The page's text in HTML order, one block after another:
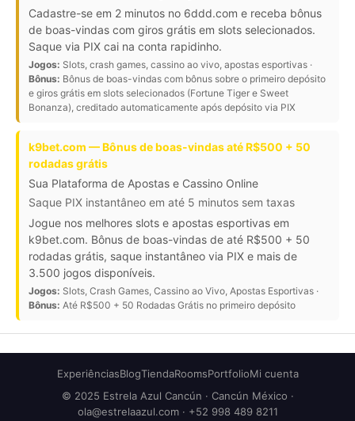
Cadastre-se em 2 minutos no 6ddd.com e receba bônus
de boas-vindas com giros grátis em slots selecionados.
Saque via PIX cai na conta rapidinho.
Jogos: Slots, crash games, cassino ao vivo, apostas esportivas ·
Bônus: Bônus de boas-vindas com bônus sobre o primeiro depósito
e giros grátis em slots selecionados (Fortune Tiger e Sweet
Bonanza), creditado automaticamente após depósito via PIX
k9bet.com — Bônus de boas-vindas até R$500 + 50
rodadas grátis
Sua Plataforma de Apostas e Cassino Online
Saque PIX instantâneo em até 5 minutos sem taxas
Jogue nos melhores slots e apostas esportivas em
k9bet.com. Bônus de boas-vindas de até R$500 + 50
rodadas grátis, saque instantâneo via PIX e mais de
3.500 jogos disponíveis.
Jogos: Slots, Crash Games, Cassino ao Vivo, Apostas Esportivas ·
Bônus: Até R$500 + 50 Rodadas Grátis no primeiro depósito
ExperiênciasBlogTiendaRoomsPortfolioMi cuenta
© 2025 Estrela Azul Cancún · Cancún México ·
ola@estrelaazul.com· +52 998 489 8211